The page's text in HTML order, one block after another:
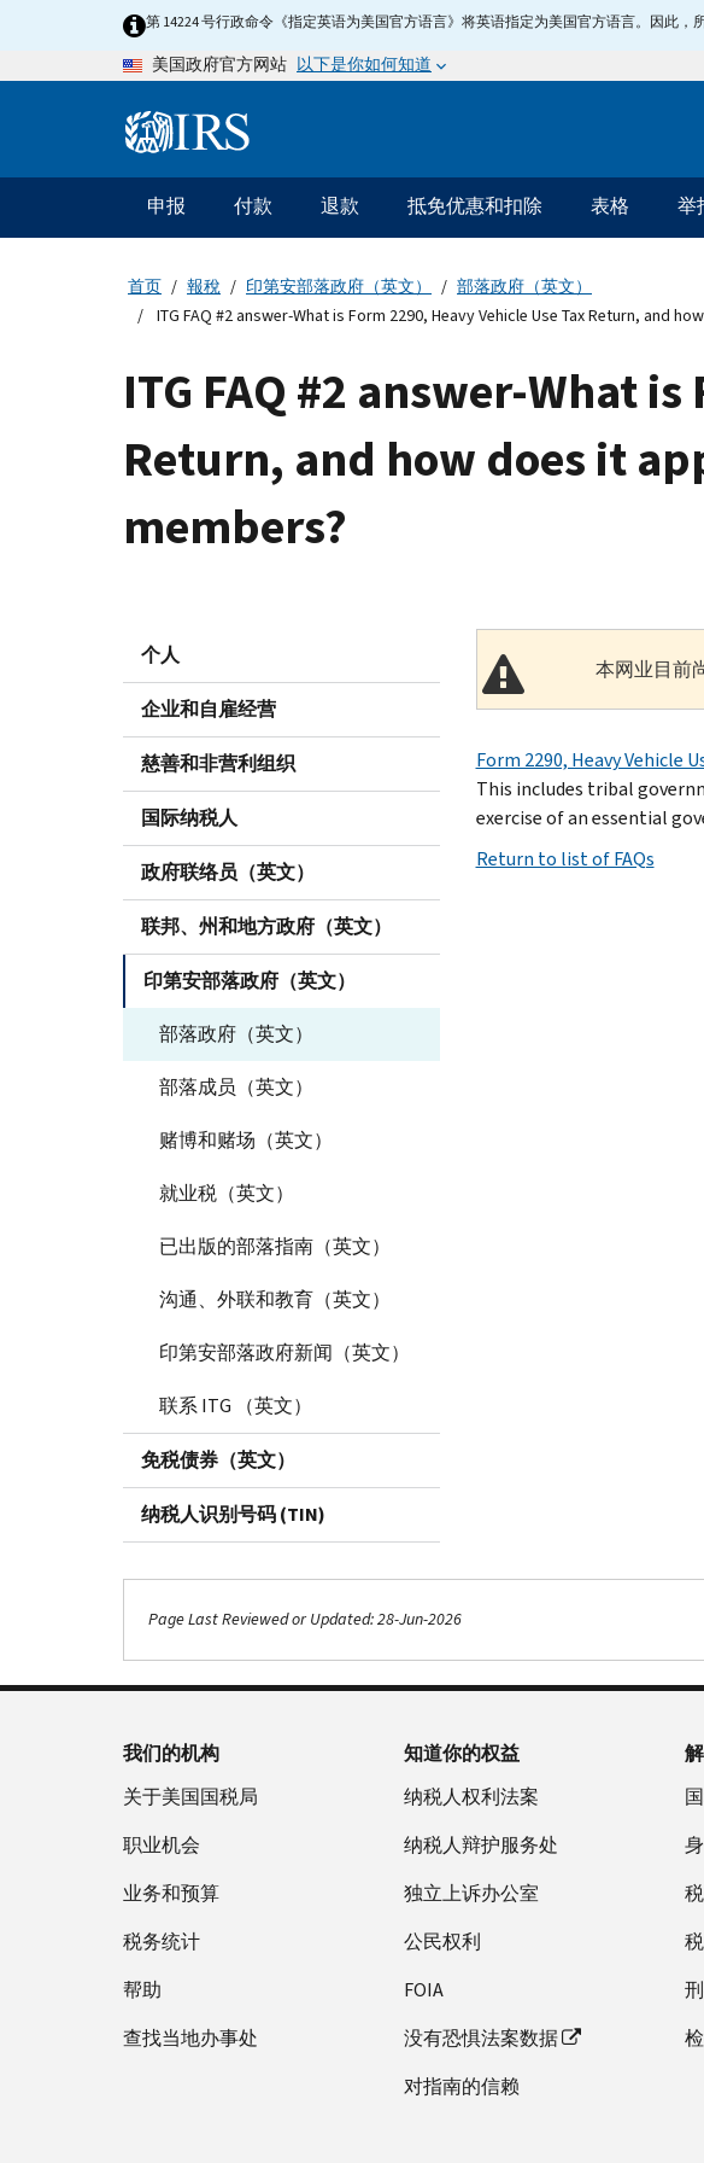
第 14224 号行政命令《指定英语为美国官方语言》将英语指定为美国官方语言。因此，
美国政府官方网站 以下是你如何知道
Information
主
要
导
航
申报 付款 退款 抵免优惠和扣除 表格 举
首页 報稅 印第安部落政府（英文）
部落政府（英文）
ITG FAQ #2 answer-What is Form 2290, Heavy Vehicle Use Tax Return, and
ITG FAQ #2 answer-What
Return, and how does it
members?
个人
企业和自雇经营
慈善和非营利组织
国际纳税人
政府联络员（英文）
联邦、州和地方政府（英文）
印第安部落政府（英文）
部落政府（英文）
部落成员（英文）
赌博和赌场（英文）
就业税（英文）
已出版的部落指南（英文）
沟通、外联和教育（英文）
印第安部落政府新闻（英文）
联系 ITG （英文）
免税债券（英文）
纳税人识别号码 (TIN)
本网业目前
Form 2290, Heavy Vehicle
This includes tribal
exercise of an essential
Return to list of FAQs
Page Last Reviewed or Updated: 28-Jun-2026
我们的机构
关于美国国税局
职业机会
业务和预算
税务统计
帮助
查找当地办事处
知道你的权益
纳税人权利法案
纳税人辩护服务处
独立上诉办公室
公民权利
FOIA
没有恐惧法案数据
对指南的信赖